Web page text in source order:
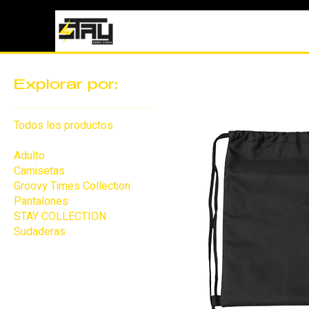
Explorar por:
Todos los productos
Adulto
Camisetas
Groovy Times Collection
Pantalones
STAY COLLECTION
Sudaderas